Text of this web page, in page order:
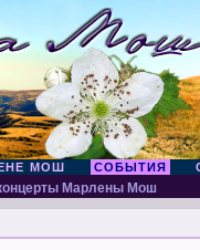
МОШ СОБЫТИЯ
Марлены Мош